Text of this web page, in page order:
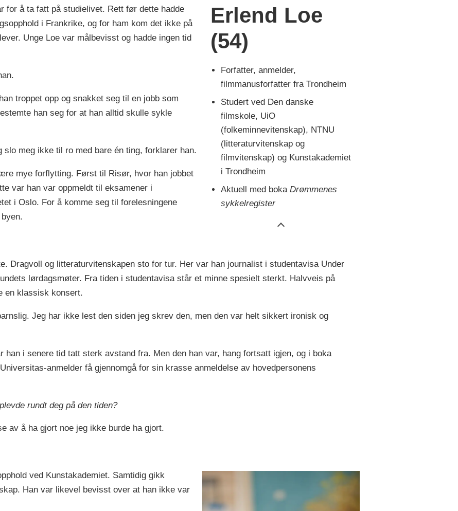
Erlend Loe
(54)
Forfatter, anmelder,
filmmanusforfatter fra Trondheim
Studert ved Den danske
filmskole, UiO
(folkeminnevitenskap), NTNU
(litteraturvitenskap og
filmvitenskap) og Kunstakademiet
i Trondheim
Aktuell med boka Drømmenes
sykkelregister
for å ta fatt på studielivet. Rett før dette hadde
i Frankrike, og for ham kom det ikke på
Unge Loe var målbevisst og hadde ingen tid
troppet opp og snakket seg til en jobb som
han seg for at han alltid skulle sykle
meg ikke til ro med bare én ting, forklarer han.
mye forflytting. Først til Risør, hvor han jobbet
var han var oppmeldt til eksamener i
i Oslo. For å komme seg til forelesningene
Dragvoll og litteraturvitenskapen sto for tur. Her var han journalist i studentavisa Under
lørdagsmøter. Fra tiden i studentavisa står et minne spesielt sterkt. Halvveis på
en klassisk konsert.
Jeg har ikke lest den siden jeg skrev den, men den var helt sikkert ironisk og
han i senere tid tatt sterk avstand fra. Men den han var, hang fortsatt igjen, og i boka
anmelder få gjennomgå for sin krasse anmeldelse av hovedpersonens
rundt deg på den tiden?
av å ha gjort noe jeg ikke burde ha gjort.
ved Kunstakademiet. Samtidig gikk
Han var likevel bevisst over at han ikke var